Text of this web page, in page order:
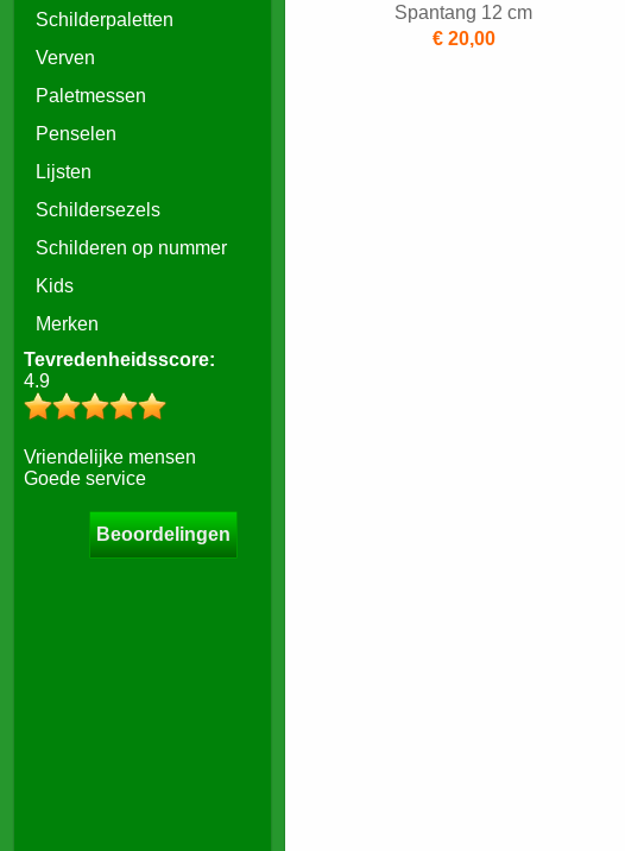
Schilderpaletten
Verven
Paletmessen
Penselen
Lijsten
Schildersezels
Schilderen op nummer
Kids
Merken
Tevredenheidsscore:
4.9
Vriendelijke mensen
Goede service
Beoordelingen
Spantang 12 cm
€ 20,00